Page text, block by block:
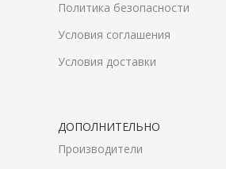
Политика безопасности
Условия соглашения
Условия доставки
ДОПОЛНИТЕЛЬНО
Производители